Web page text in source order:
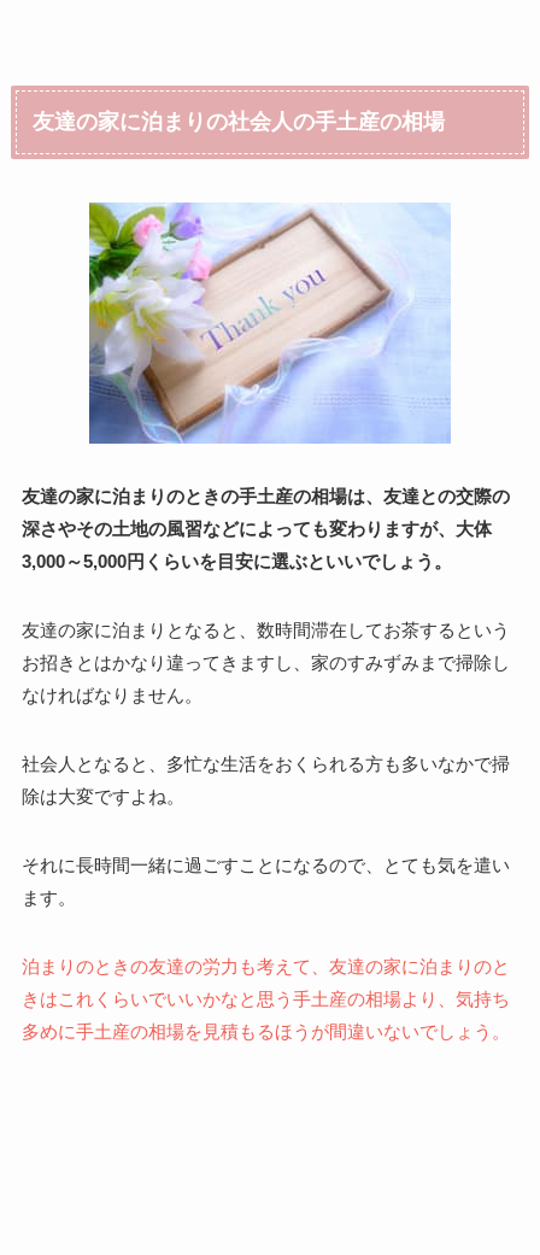
友達の家に泊まりの社会人の手土産の相場
友達の家に泊まりのときの手土産の相場は、友達との交際の
深さやその土地の風習などによっても変わりますが、大体
3,000～5,000円くらいを目安に選ぶといいでしょう。
友達の家に泊まりとなると、数時間滞在してお茶するという
お招きとはかなり違ってきますし、家のすみずみまで掃除し
なければなりません。
社会人となると、多忙な生活をおくられる方も多いなかで掃
除は大変ですよね。
それに長時間一緒に過ごすことになるので、とても気を遣い
ます。
泊まりのときの友達の労力も考えて、友達の家に泊まりのと
きはこれくらいでいいかなと思う手土産の相場より、気持ち
多めに手土産の相場を見積もるほうが間違いないでしょう。